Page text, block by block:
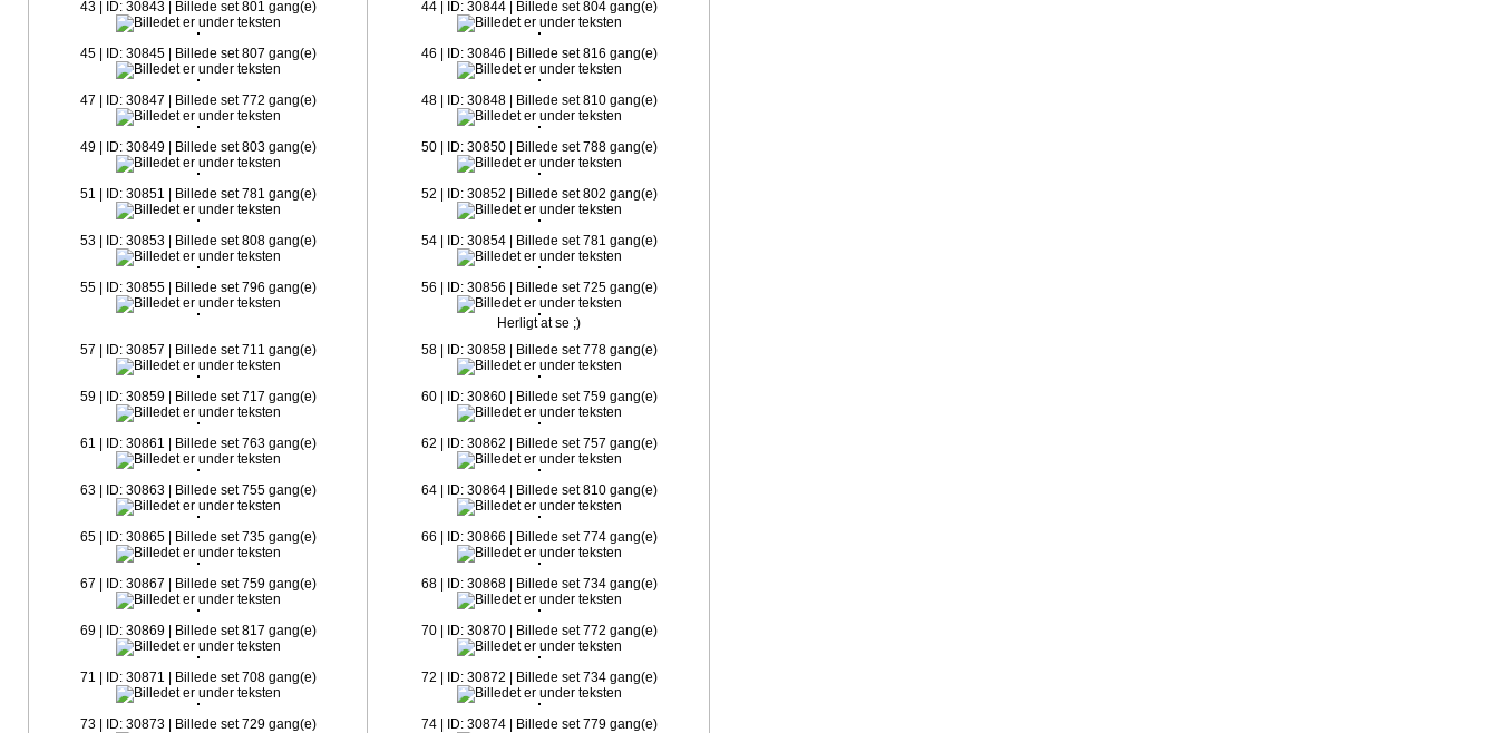
43 | ID: 30843 | Billede set 801 gang(e) 44 | ID: 30844 | Billede set 804 gang(e)
45 | ID: 30845 | Billede set 807 gang(e) 46 | ID: 30846 | Billede set 816 gang(e)
47 | ID: 30847 | Billede set 772 gang(e) 48 | ID: 30848 | Billede set 810 gang(e)
49 | ID: 30849 | Billede set 803 gang(e) 50 | ID: 30850 | Billede set 788 gang(e)
51 | ID: 30851 | Billede set 781 gang(e) 52 | ID: 30852 | Billede set 802 gang(e)
53 | ID: 30853 | Billede set 808 gang(e) 54 | ID: 30854 | Billede set 781 gang(e)
55 | ID: 30855 | Billede set 796 gang(e) 56 | ID: 30856 | Billede set 725 gang(e)
Herligt at se ;)
57 | ID: 30857 | Billede set 711 gang(e)
58 | ID: 30858 | Billede set 778 gang(e)
59 | ID: 30859 | Billede set 717 gang(e) 60 | ID: 30860 | Billede set 759 gang(e)
61 | ID: 30861 | Billede set 763 gang(e) 62 | ID: 30862 | Billede set 757 gang(e)
63 | ID: 30863 | Billede set 755 gang(e) 64 | ID: 30864 | Billede set 810 gang(e)
65 | ID: 30865 | Billede set 735 gang(e) 66 | ID: 30866 | Billede set 774 gang(e)
67 | ID: 30867 | Billede set 759 gang(e) 68 | ID: 30868 | Billede set 734 gang(e)
69 | ID: 30869 | Billede set 817 gang(e) 70 | ID: 30870 | Billede set 772 gang(e)
71 | ID: 30871 | Billede set 708 gang(e) 72 | ID: 30872 | Billede set 734 gang(e)
73 | ID: 30873 | Billede set 729 gang(e) 74 | ID: 30874 | Billede set 779 gang(e)